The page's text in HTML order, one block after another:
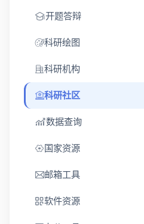
开题答辩
科研绘图
科研机构
科研社区
数据查询
国家资源
邮箱工具
软件资源